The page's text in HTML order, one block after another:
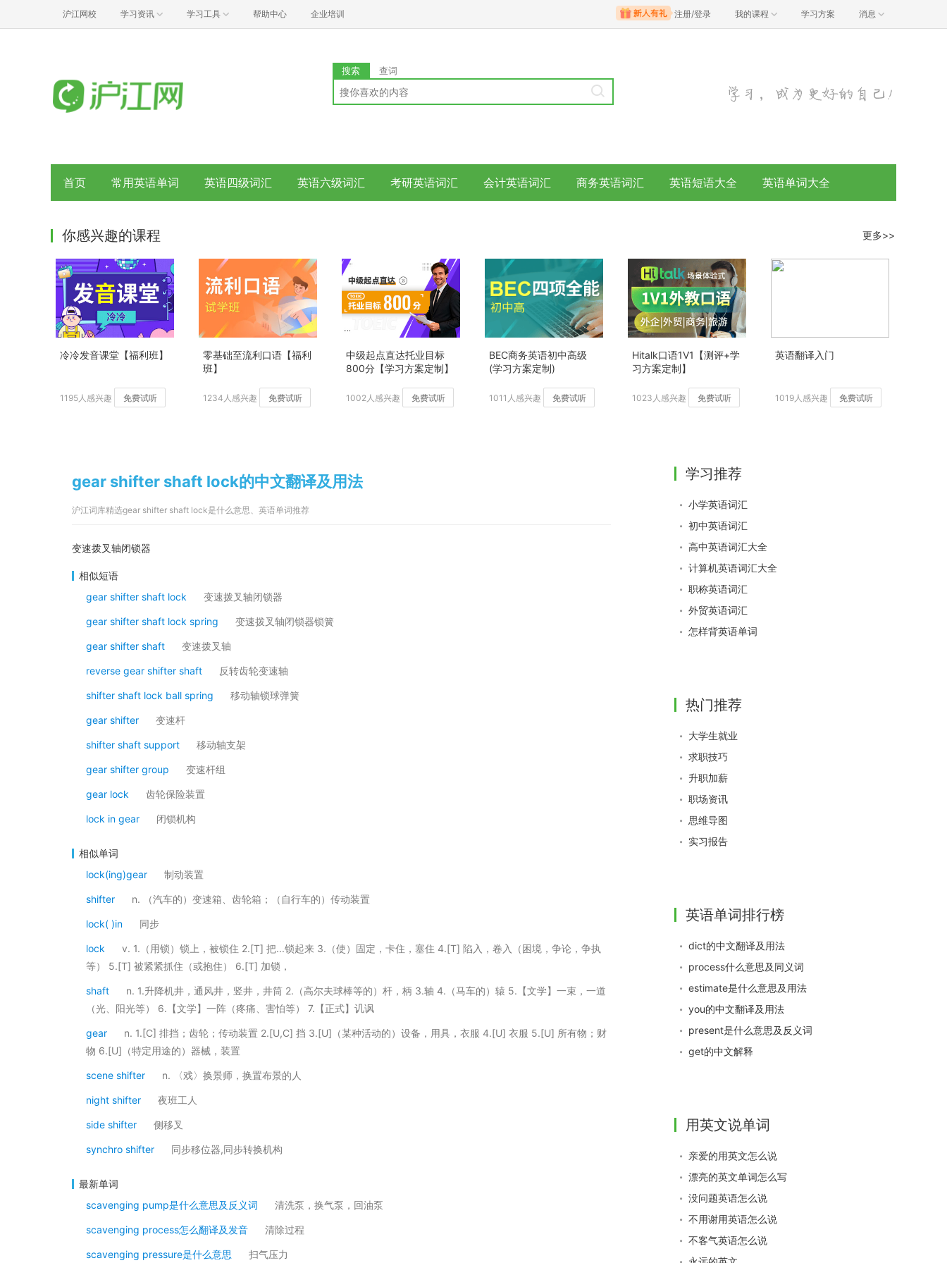
沪江网校 学习资讯 学习工具 帮助中心 企业培训 注册/登录 我的课程 学习方案 消息
搜索 查词
首页 常用英语单词 英语四级词汇 英语六级词汇 考研英语词汇 会计英语词汇 商务英语词汇 英语短语大全 英语单词大全
你感兴趣的课程 更多>>
冷冷发音课堂【福利班】
1195人感兴趣 免费试听
零基础至流利口语【福利
班】
1234人感兴趣 免费试听
中级起点直达托业目标
800分【学习方案定制】
1002人感兴趣 免费试听
BEC商务英语初中高级
(学习方案定制)
1011人感兴趣 免费试听
Hitalk口语1V1【测评+学
习方案定制】
1023人感兴趣 免费试听
英语翻译入门
1019人感兴趣 免费试听
gear shifter shaft lock的中文翻译及用法
沪江词库精选gear shifter shaft lock是什么意思、英语单词推荐
变速拨叉轴闭锁器
相似短语
gear shifter shaft lock
变速拨叉轴闭锁器
gear shifter shaft lock spring 变速拨叉轴闭锁器锁簧
gear shifter shaft 变速拨叉轴
reverse gear shifter shaft 反转齿轮变速轴
shifter shaft lock ball spring 移动轴锁球弹簧
gear shifter 变速杆
shifter shaft support 移动轴支架
gear shifter group 变速杆组
gear lock 齿轮保险装置
lock in gear 闭锁机构
相似单词
lock(ing)gear
制动装置
shifter n. （汽车的）变速箱、齿轮箱；（自行车的）传动装置
lock( )in 同步
lock
v. 1.（用锁）锁上，被锁住 2.[T] 把...锁起来 3.（使）固定，卡住，塞住 4.[T] 陷入，卷入（困境，争论，争执
等） 5.[T] 被紧紧抓住（或抱住） 6.[T] 加锁，
shaft
n. 1.升降机井，通风井，竖井，井筒 2.（高尔夫球棒等的）杆，柄 3.轴 4.（马车的）辕 5.【文学】一束，一道
（光、阳光等） 6.【文学】一阵（疼痛、害怕等） 7.【正式】讥讽
gear
n. 1.[C] 排挡；齿轮；传动装置 2.[U,C] 挡 3.[U]（某种活动的）设备，用具，衣服 4.[U] 衣服 5.[U] 所有物；财
物 6.[U]（特定用途的）器械，装置
scene shifter n. 〈戏〉换景师，换置布景的人
night shifter 夜班工人
side shifter 侧移叉
synchro shifter 同步移位器,同步转换机构
最新单词
scavenging pump是什么意思及反义词
清洗泵，换气泵，回油泵
scavenging process怎么翻译及发音 清除过程
scavenging pressure是什么意思 扫气压力
学习推荐
小学英语词汇
初中英语词汇
高中英语词汇大全
计算机英语词汇大全
职称英语词汇
外贸英语词汇
怎样背英语单词
热门推荐
大学生就业
求职技巧
升职加薪
职场资讯
思维导图
实习报告
英语单词排行榜
dict的中文翻译及用法
process什么意思及同义词
estimate是什么意思及用法
you的中文翻译及用法
present是什么意思及反义词
get的中文解释
用英文说单词
亲爱的用英文怎么说
漂亮的英文单词怎么写
没问题英语怎么说
不用谢用英语怎么说
不客气英语怎么说